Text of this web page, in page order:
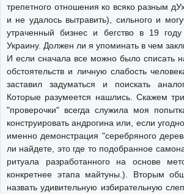
трепетного отношения ко всяко разным
и не удалось вытравить), сильного и
утраченный бизнес и бегство в 19
Украину. Должен ли я упоминать в чем
И если сначала все можно было списать
обстоятельств и личную слабость
заставил задуматься и поискать
Которые разумеется нашлись. Скажем
"проверочки" всегда служила моя
конструировать андрогина или, если
именно демонстрация "серебряного
ли найдете, это где то подобранное
ритуала разработанного на основе
конкретнее этапа майтуны.). Вторым
назвать удивительную избирательную